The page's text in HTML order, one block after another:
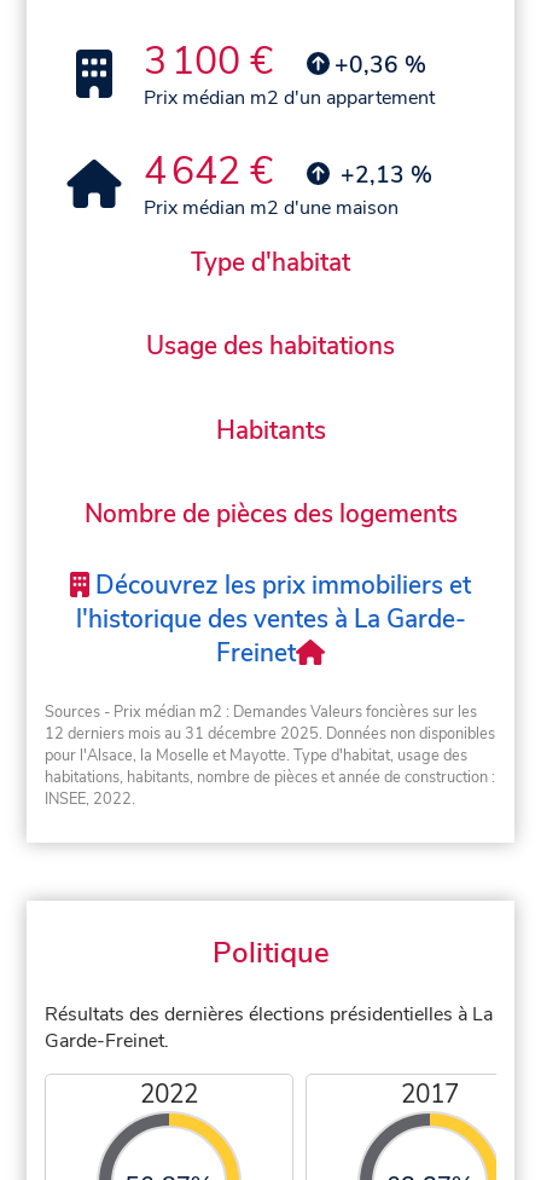
3 100 € +0,36 %
Prix médian m2 d'un appartement
4 642 € +2,13 %
Prix médian m2 d'une maison
Type d'habitat
Usage des habitations
Habitants
Nombre de pièces des logements
Découvrez les prix immobiliers et
l'historique des ventes à La Garde-
Freinet
Sources - Prix médian m2 : Demandes Valeurs foncières sur les
12 derniers mois au 31 décembre 2025. Données non disponibles
pour l'Alsace, la Moselle et Mayotte. Type d'habitat, usage des
habitations, habitants, nombre de pièces et année de construction :
INSEE, 2022.
Politique
Résultats des dernières élections présidentielles à La
Garde-Freinet.
2022 2017